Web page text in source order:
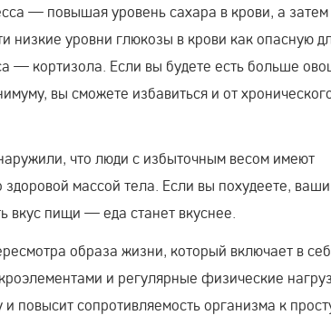
— повышая уровень сахара в крови, а затем
низкие уровни глюкозы в крови как опасную
— кортизола. Если вы будете есть больше
вы сможете избавиться и от
что люди с избыточным весом имеют
массой тела. Если вы похудеете, ваши
вкус пищи — еда станет вкуснее.
образа жизни, который включает в
и регулярные физические
повысит сопротивляемость организма к